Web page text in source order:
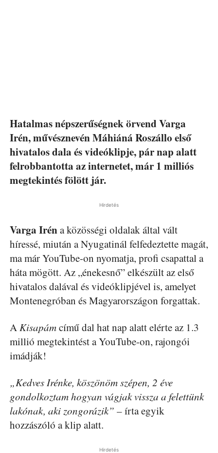
Hatalmas népszerűségnek örvend Varga
Irén, művésznevén Máhiáná Roszállo első
hivatalos dala és videóklipje, pár nap alatt
felrobbantotta az internetet, már 1 milliós
megtekintés fölött jár.
Hirdetés
Varga Iréna közösségi oldalak által vált
híressé, miután a Nyugatinál felfedeztette magát,
ma már YouTube-on nyomatja, profi csapattal a
háta mögött. Az „énekesnő” elkészült az első
hivatalos dalával és videóklipjével is, amelyet
Montenegróban és Magyarországon forgattak.
A Kisapámcímű dal hat nap alatt elérte az 1.3
millió megtekintést a YouTube-on, rajongói
imádják!
„Kedves Irénke, köszönöm szépen, 2 éve
gondolkoztam hogyan vágjak vissza a felettünk
lakónak, aki zongorázik” – írta egyik
hozzászóló a klip alatt.
Hirdetés